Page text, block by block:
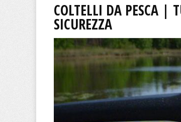
COLTELLI DA PESCA |
SICUREZZA